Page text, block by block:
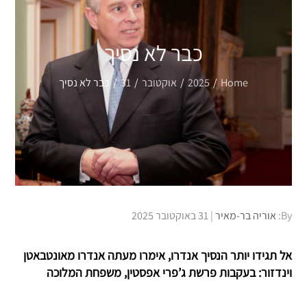
כבר לא נסיך
Home
2025 אוקטובר 31 כבר לא נסיך
By: אוריה בר-מאיר Posted
31 באוקטובר 2025
אל תגידו יותר הנסיך אנדרו, אימרו מעתה אנדרו מאונטבאטן
וינדזור: בעקבות פרשת ג’פרי אפסטין, משפחת המלוכה